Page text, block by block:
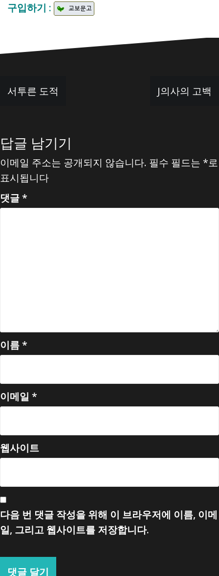
구입하기 :
글
탐서투른 도적 J의사의 고백
답글 남기기
이메일 주소는 공개되지 않습니다. 필수 필드는 *로
표시됩니다
댓글*
이름*
이메일 *
웹사이트
다음 번 댓글 작성을 위해 이 브라우저에 이름, 이메
일, 그리고 웹사이트를 저장합니다.